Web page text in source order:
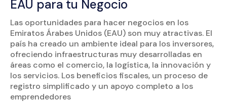
EAU para tu Negocio
Las oportunidades para hacer negocios en los
Emiratos Árabes Unidos (EAU) son muy atractivas. El
país ha creado un ambiente ideal para los inversores,
ofreciendo infraestructuras muy desarrolladas en
áreas como el comercio, la logística, la innovación y
los servicios. Los beneficios fiscales, un proceso de
registro simplificado y un apoyo completo a los
emprendedores